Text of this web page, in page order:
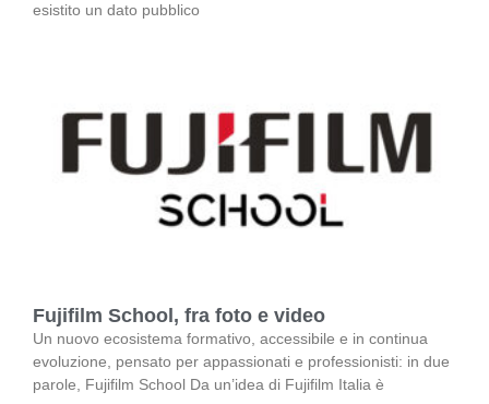
esistito un dato pubblico
Fujifilm School, fra foto e video
Un nuovo ecosistema formativo, accessibile e in continua
evoluzione, pensato per appassionati e professionisti: in due
parole, Fujifilm School Da un’idea di Fujifilm Italia è